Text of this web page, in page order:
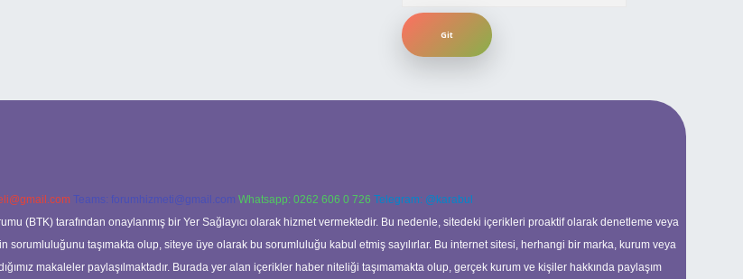
Teams: forumhizmeti@gmail.com Whatsapp: 0262 606 0 726 Telegram: @karabul
(BTK) tarafından onaylanmış bir Yer Sağlayıcı olarak hizmet vermektedir. Bu nedenle, sitedeki içerikleri proaktif olarak denetleme veya
sorumluluğunu taşımakta olup, siteye üye olarak bu sorumluluğu kabul etmiş sayılırlar. Bu internet sitesi, herhangi bir marka, kurum veya
makaleler paylaşılmaktadır. Burada yer alan içerikler haber niteliği taşımamakta olup, gerçek kurum ve kişiler hakkında paylaşım